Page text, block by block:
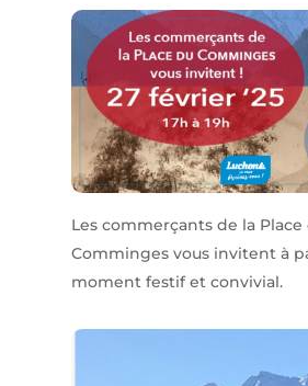
Les commerçants de la Place
Comminges vous invitent à
moment festif et convivial.